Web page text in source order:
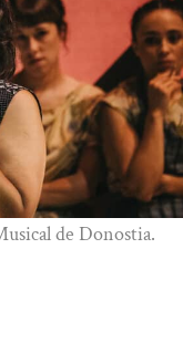
de Donostia.